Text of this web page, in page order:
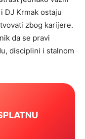
DJ Krmak ostaju
zbog karijere.
da se pravi
disciplini i stalnom